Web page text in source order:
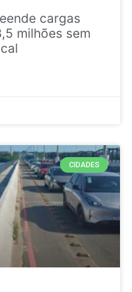
cargas
milhões sem
CIDADES